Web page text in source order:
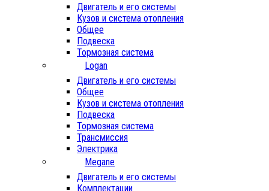
Двигатель и его системы
Кузов и система отопления
Общее
Подвеска
Тормозная система
Logan
Двигатель и его системы
Общее
Кузов и система отопления
Подвеска
Тормозная система
Трансмиссия
Электрика
Megane
Двигатель и его системы
Комплектации